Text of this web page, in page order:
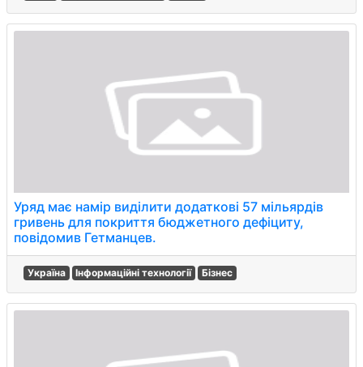
Уряд має намір виділити додаткові 57 мільярдів
гривень для покриття бюджетного дефіциту,
повідомив Гетманцев.
Україна Інформаційні технології Бізнес